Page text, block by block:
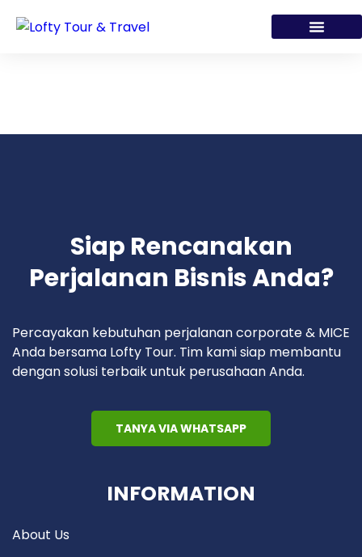
Siap Rencanakan
Perjalanan Bisnis Anda?
Percayakan kebutuhan perjalanan corporate & MICE
Anda bersama Lofty Tour. Tim kami siap membantu
dengan solusi terbaik untuk perusahaan Anda.
TANYA VIA WHATSAPP
INFORMATION
About Us